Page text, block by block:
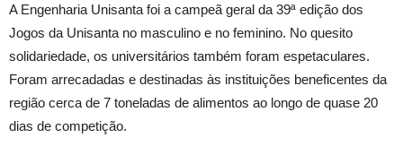
A Engenharia Unisanta foi a campeã geral da 39ª edição dos
Jogos da Unisanta no masculino e no feminino. No quesito
solidariedade, os universitários também foram espetaculares.
Foram arrecadadas e destinadas às instituições beneficentes da
região cerca de 7 toneladas de alimentos ao longo de quase 20
dias de competição.